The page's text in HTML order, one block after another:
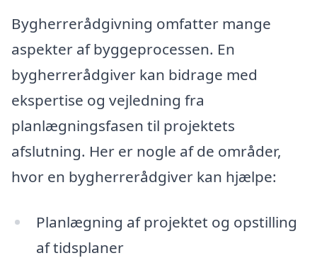
Bygherrerådgivning omfatter mange
aspekter af byggeprocessen. En
bygherrerådgiver kan bidrage med
ekspertise og vejledning fra
planlægningsfasen til projektets
afslutning. Her er nogle af de områder,
hvor en bygherrerådgiver kan hjælpe:
Planlægning af projektet og opstilling
af tidsplaner